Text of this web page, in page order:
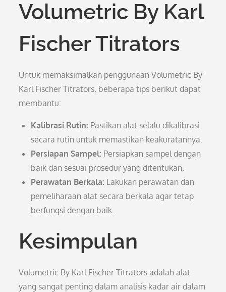
Volumetric By Karl
Fischer Titrators
Untuk memaksimalkan penggunaan Volumetric By
Karl Fischer Titrators, beberapa tips berikut dapat
membantu:
Kalibrasi Rutin: Pastikan alat selalu dikalibrasi
secara rutin untuk memastikan keakuratannya.
Persiapan Sampel: Persiapkan sampel dengan
baik dan sesuai prosedur yang ditentukan.
Perawatan Berkala: Lakukan perawatan dan
pemeliharaan alat secara berkala agar tetap
berfungsi dengan baik.
Kesimpulan
Volumetric By Karl Fischer Titrators adalah alat
yang sangat penting dalam analisis kadar air dalam